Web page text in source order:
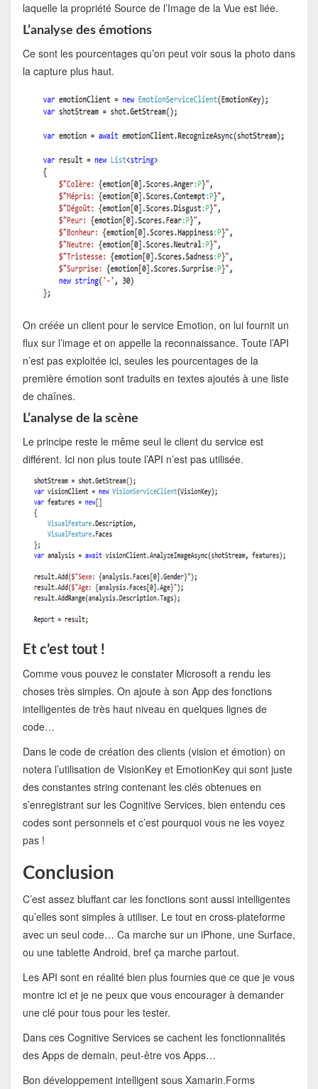
laquelle la propriété Source de l’Image de la Vue est liée.
L’analyse des émotions
Ce sont les pourcentages qu’on peut voir sous la photo dans
la capture plus haut.
On créée un client pour le service Emotion, on lui fournit un
flux sur l’image et on appelle la reconnaissance. Toute l’API
n’est pas exploitée ici, seules les pourcentages de la
première émotion sont traduits en textes ajoutés à une liste
de chaînes.
L’analyse de la scène
Le principe reste le même seul le client du service est
différent. Ici non plus toute l’API n’est pas utilisée.
Et c’est tout !
Comme vous pouvez le constater Microsoft a rendu les
choses très simples. On ajoute à son App des fonctions
intelligentes de très haut niveau en quelques lignes de
code…
Dans le code de création des clients (vision et émotion) on
notera l’utilisation de VisionKey et EmotionKey qui sont juste
des constantes string contenant les clés obtenues en
s’enregistrant sur les Cognitive Services, bien entendu ces
codes sont personnels et c’est pourquoi vous ne les voyez
pas !
Conclusion
C’est assez bluffant car les fonctions sont aussi intelligentes
qu’elles sont simples à utiliser. Le tout en cross-plateforme
avec un seul code… Ca marche sur un iPhone, une Surface,
ou une tablette Android, bref ça marche partout.
Les API sont en réalité bien plus fournies que ce que je vous
montre ici et je ne peux que vous encourager à demander
une clé pour tous pour les tester.
Dans ces Cognitive Services se cachent les fonctionnalités
des Apps de demain, peut-être vos Apps…
Bon développement intelligent sous Xamarin.Forms